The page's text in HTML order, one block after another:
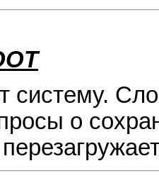
систему.
о